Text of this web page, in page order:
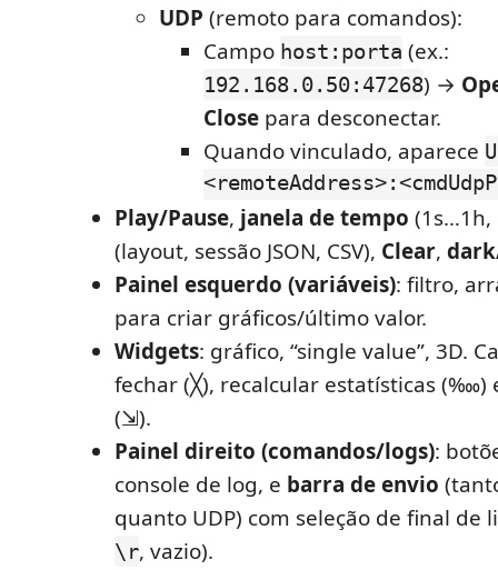
UDP (remoto para comandos):
Campo host:porta (ex.:
192.168.0.50:47268) →
Close para desconectar.
Quando vinculado, aparece
Play/Pause, janela de tempo
(layout, sessão JSON, CSV), Clear,
Painel esquerdo (variáveis): filtro,
para criar gráficos/último valor.
Widgets: gráfico, “single value”, 3D.
fechar (╳), recalcular estatísticas (‱)
(⇲).
Painel direito (comandos/logs):
console de log, e barra de envio
quanto UDP) com seleção de final de
\r, vazio).